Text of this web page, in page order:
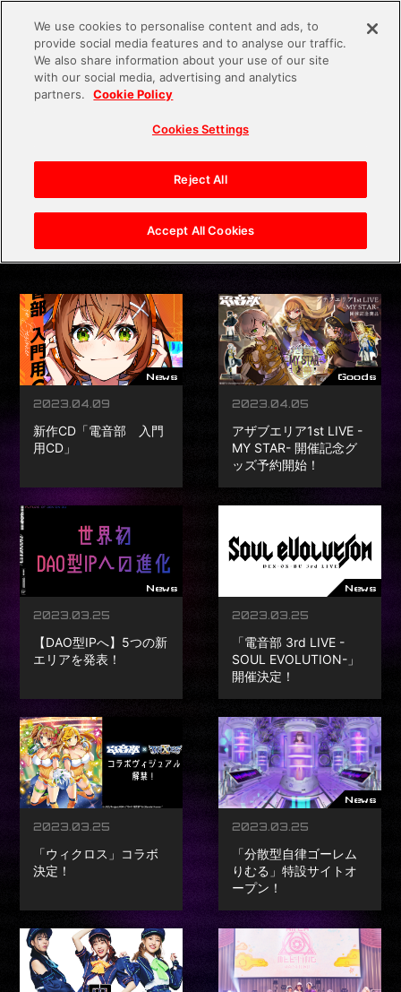
News
Cast&Staff
Cast&Staff
Event
Media
Area Sponsor
Guidelines
Release Other
News
2023.04.09
新作CD「電音部 入門
用CD」
Goods
2023.04.05
アザブエリア1st LIVE -
MY STAR- 開催記念グ
ッズ予約開始！
News
2023.03.25
【DAO型IPへ】5つの新
エリアを発表！
News
2023.03.25
「電音部 3rd LIVE -
SOUL EVOLUTION-」
開催決定！
2023.03.25
「ウィクロス」コラボ
決定！
News
2023.03.25
「分散型自律ゴーレム
りむる」特設サイトオ
ープン！
PREV NEXT
We use cookies to personalise content and ads, to
provide social media features and to analyse our traffic.
We also share information about your use of our site
with our social media, advertising and analytics
partners.
Cookie Policy
Cookies Settings
Reject All
Accept All Cookies